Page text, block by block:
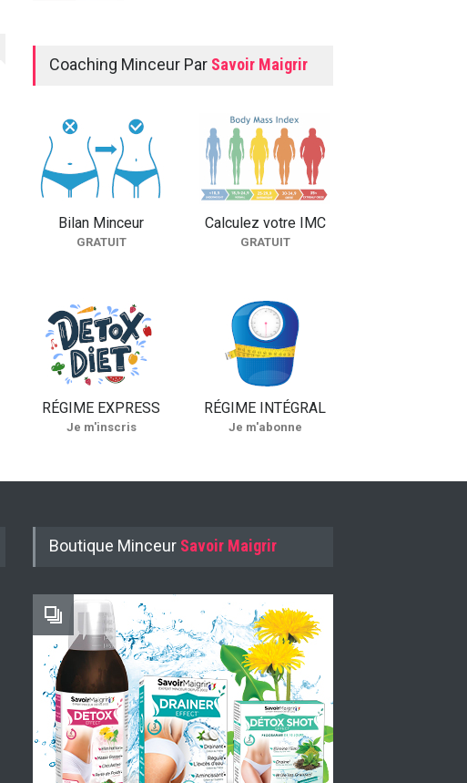
FICHES RECETTES
Rouleaux de printemps
FICHES RECETTES
Coaching Minceur Par Savoir Maigrir
Bilan Minceur
GRATUIT
Calculez votre IMC
GRATUIT
RÉGIME EXPRESS
Je m'inscris
RÉGIME INTÉGRAL
Je m'abonne
Boutique Minceur Savoir Maigrir